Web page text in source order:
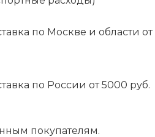
по Москве и области от
по России от 5000 руб.
покупателям.